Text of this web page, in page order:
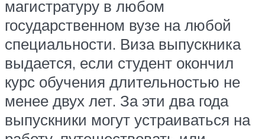
магистратуру в любом
государственном вузе на любой
специальности. Виза выпускника
выдается, если студент окончил
курс обучения длительностью не
менее двух лет. За эти два года
выпускники могут устраиваться на